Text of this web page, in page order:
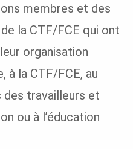
membres et des
la CTF/FCE qui ont
organisation
à la CTF/FCE, au
travailleurs et
ou à l’éducation